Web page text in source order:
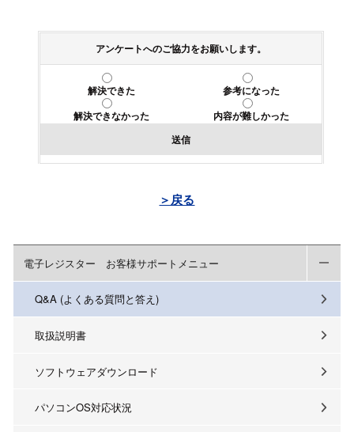
アンケートへのご協力をお願いします。
解決できた
参考になった
解決できなかった
内容が難しかった
送信
＞戻る
電子レジスター お客様サポートメニュー
Q&A (よくある質問と答え)
取扱説明書
ソフトウェアダウンロード
パソコンOS対応状況